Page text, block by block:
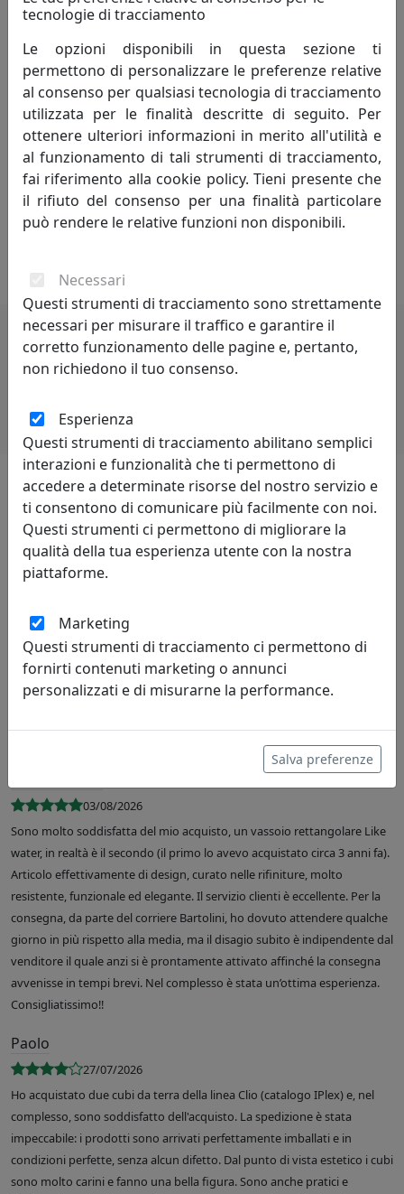
Forti di questa lunga esperienza, abbiamo creato il
marchio VES.
La costante ricerca nel campo del design e delle
tecnologie ci ha portato a sperimentare l’utilizzo del
Krion® K-LIFE, un materiale innovativo dalle proprietà
benefiche. Da questo fortunato incontro è nata la
Collezione KLIN: orologi da parete, lampade da tavolo,
taglieri da cucina e servizi da caffè, oggetti che
uniscono l’originale design VES alla salubrità del Krion®
Potrebbero interessarti
Lascia una recensione
Leggi le recensioni
03/08/2026
Sono molto soddisfatta del mio acquisto, un vassoio rettangolare Like
water, in realtà è il secondo (il primo lo avevo acquistato circa 3 anni fa).
Articolo effettivamente di design, curato nelle rifiniture, molto
resistente, funzionale ed elegante. Il servizio clienti è eccellente. Per la
consegna, da parte del corriere Bartolini, ho dovuto attendere qualche
giorno in più rispetto alla media, ma il disagio subito è indipendente dal
venditore il quale anzi si è prontamente attivato affinché la consegna
avvenisse in tempi brevi. Nel complesso è stata un’ottima esperienza.
Consigliatissimo!!
Paolo
27/07/2026
Ho acquistato due cubi da terra della linea Clio (catalogo IPlex) e, nel
complesso, sono soddisfatto dell'acquisto. La spedizione è stata
impeccabile: i prodotti sono arrivati perfettamente imballati e in
condizioni perfette, senza alcun difetto. Dal punto di vista estetico i cubi
sono molto carini e fanno una bella figura. Sono anche pratici e
tecnologie di tracciamento
Le opzioni disponibili in questa sezione ti
permettono di personalizzare le preferenze relative
al consenso per qualsiasi tecnologia di tracciamento
utilizzata per le finalità descritte di seguito. Per
ottenere ulteriori informazioni in merito all'utilità e
al funzionamento di tali strumenti di tracciamento,
fai riferimento alla cookie policy. Tieni presente che
il rifiuto del consenso per una finalità particolare
può rendere le relative funzioni non disponibili.
Necessari
Questi strumenti di tracciamento sono strettamente
necessari per misurare il traffico e garantire il
corretto funzionamento delle pagine e, pertanto,
non richiedono il tuo consenso.
Esperienza
Questi strumenti di tracciamento abilitano semplici
interazioni e funzionalità che ti permettono di
accedere a determinate risorse del nostro servizio e
ti consentono di comunicare più facilmente con noi.
Questi strumenti ci permettono di migliorare la
qualità della tua esperienza utente con la nostra
piattaforme.
Marketing
Questi strumenti di tracciamento ci permettono di
fornirti contenuti marketing o annunci
personalizzati e di misurarne la performance.
Salva preferenze